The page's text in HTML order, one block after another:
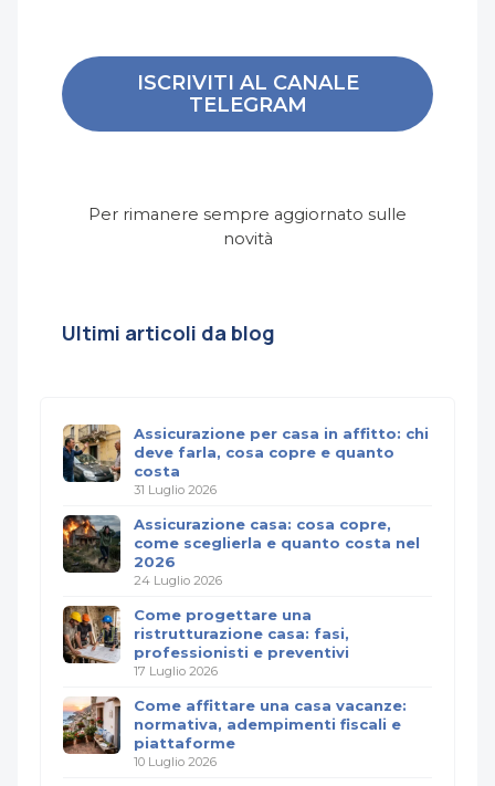
ISCRIVITI AL CANALE
TELEGRAM
Per rimanere sempre aggiornato sulle
novità
Ultimi articoli da blog
Assicurazione per casa in affitto: chi
deve farla, cosa copre e quanto
costa
31 Luglio 2026
Assicurazione casa: cosa copre,
come sceglierla e quanto costa nel
2026
24 Luglio 2026
Come progettare una
ristrutturazione casa: fasi,
professionisti e preventivi
17 Luglio 2026
Come affittare una casa vacanze:
normativa, adempimenti fiscali e
piattaforme
10 Luglio 2026